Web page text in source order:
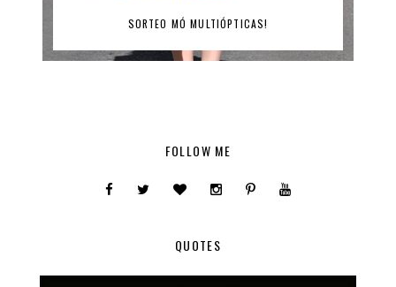
SORTEO MÓ MULTIÓPTICAS!
FOLLOW ME
QUOTES